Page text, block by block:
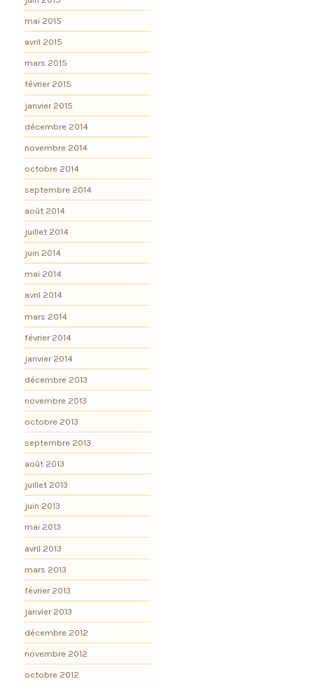
mai 2015
avril 2015
mars 2015
février 2015
janvier 2015
décembre 2014
novembre 2014
octobre 2014
septembre 2014
août 2014
juillet 2014
juin 2014
mai 2014
avril 2014
mars 2014
février 2014
janvier 2014
décembre 2013
novembre 2013
octobre 2013
septembre 2013
août 2013
juillet 2013
juin 2013
mai 2013
avril 2013
mars 2013
février 2013
janvier 2013
décembre 2012
novembre 2012
octobre 2012